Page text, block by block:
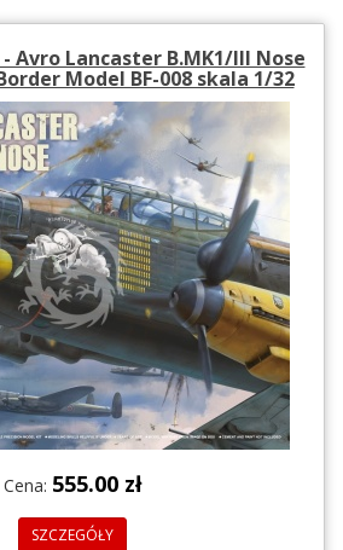
- Avro Lancaster B.MK1/III Nose
Model BF-008 skala 1/32
Cena: 555.00 zł
SZCZEGÓŁY